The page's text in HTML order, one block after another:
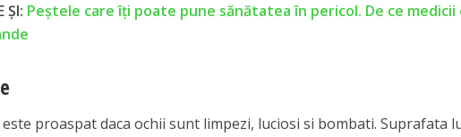
ȘI: Peștele care îți poate pune sănătatea în pericol. De ce medicii
este proaspat daca ochii sunt limpezi, luciosi si bombati. Suprafata